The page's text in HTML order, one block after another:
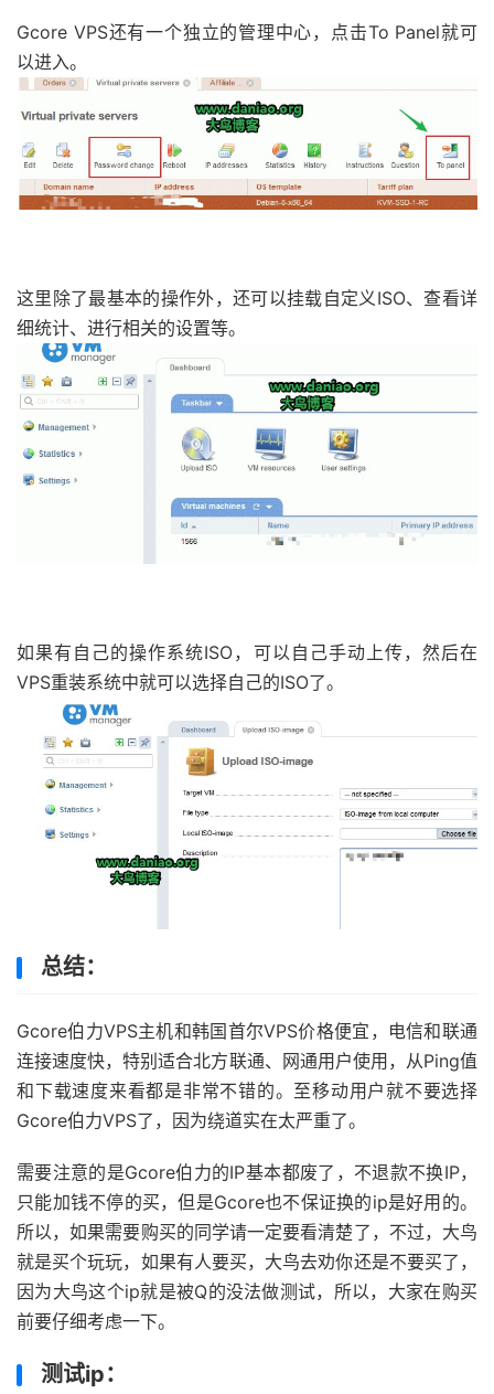
Gcore VPS还有一个独立的管理中心，点击To Panel就可
以进入。
这里除了最基本的操作外，还可以挂载自定义ISO、查看详
细统计、进行相关的设置等。
如果有自己的操作系统ISO，可以自己手动上传，然后在
VPS重装系统中就可以选择自己的ISO了。
总结：
Gcore伯力VPS主机和韩国首尔VPS价格便宜，电信和联通
连接速度快，特别适合北方联通、网通用户使用，从Ping值
和下载速度来看都是非常不错的。至移动用户就不要选择
Gcore伯力VPS了，因为绕道实在太严重了。
需要注意的是Gcore伯力的IP基本都废了，不退款不换IP，
只能加钱不停的买，但是Gcore也不保证换的ip是好用的。
所以，如果需要购买的同学请一定要看清楚了，不过，大鸟
就是买个玩玩，如果有人要买，大鸟去劝你还是不要买了，
因为大鸟这个ip就是被Q的没法做测试，所以，大家在购买
前要仔细考虑一下。
测试ip：